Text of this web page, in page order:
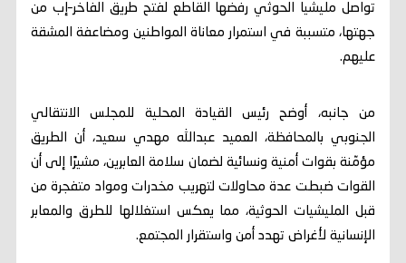
تواصل مليشيا الحوثي رفضها القاطع لفتح طريق الفاخر–إب من
جهتها، متسببة في استمرار معاناة المواطنين ومضاعفة المشقة
عليهم.
من جانبه، أوضح رئيس القيادة المحلية للمجلس الانتقالي
الجنوبي بالمحافظة، العميد عبدالله مهدي سعيد، أن الطريق
مؤمّنة بقوات أمنية ونسائية لضمان سلامة العابرين، مشيرًا إلى أن
القوات ضبطت عدة محاولات لتهريب مخدرات ومواد متفجرة من
قبل المليشيات الحوثية، مما يعكس استغلالها للطرق والمعابر
الإنسانية لأغراض تهدد أمن واستقرار المجتمع.